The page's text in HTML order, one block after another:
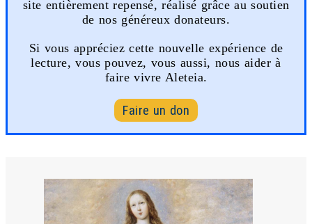
site entièrement repensé, réalisé grâce au soutien
de nos généreux donateurs.
Si vous appréciez cette nouvelle expérience de
lecture, vous pouvez, vous aussi, nous aider à
faire vivre Aleteia.
Faire un don